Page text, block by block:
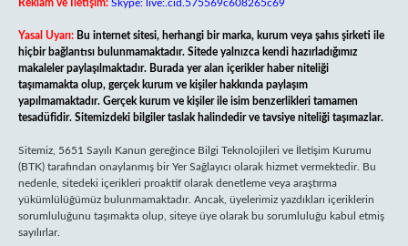
Reklam ve İletişim: Skype: live:.cid.575569c608265c69
Yasal Uyarı: Bu internet sitesi, herhangi bir marka, kurum veya şahıs şirketi ile
hiçbir bağlantısı bulunmamaktadır. Sitede yalnızca kendi hazırladığımız
makaleler paylaşılmaktadır. Burada yer alan içerikler haber niteliği
taşımamakta olup, gerçek kurum ve kişiler hakkında paylaşım
yapılmamaktadır. Gerçek kurum ve kişiler ile isim benzerlikleri tamamen
tesadüfidir. Sitemizdeki bilgiler taslak halindedir ve tavsiye niteliği taşımazlar.
Sitemiz, 5651 Sayılı Kanun gereğince Bilgi Teknolojileri ve İletişim Kurumu
(BTK) tarafından onaylanmış bir Yer Sağlayıcı olarak hizmet vermektedir. Bu
nedenle, sitedeki içerikleri proaktif olarak denetleme veya araştırma
yükümlülüğümüz bulunmamaktadır. Ancak, üyelerimiz yazdıkları içeriklerin
sorumluluğunu taşımakta olup, siteye üye olarak bu sorumluluğu kabul etmiş
sayılırlar.